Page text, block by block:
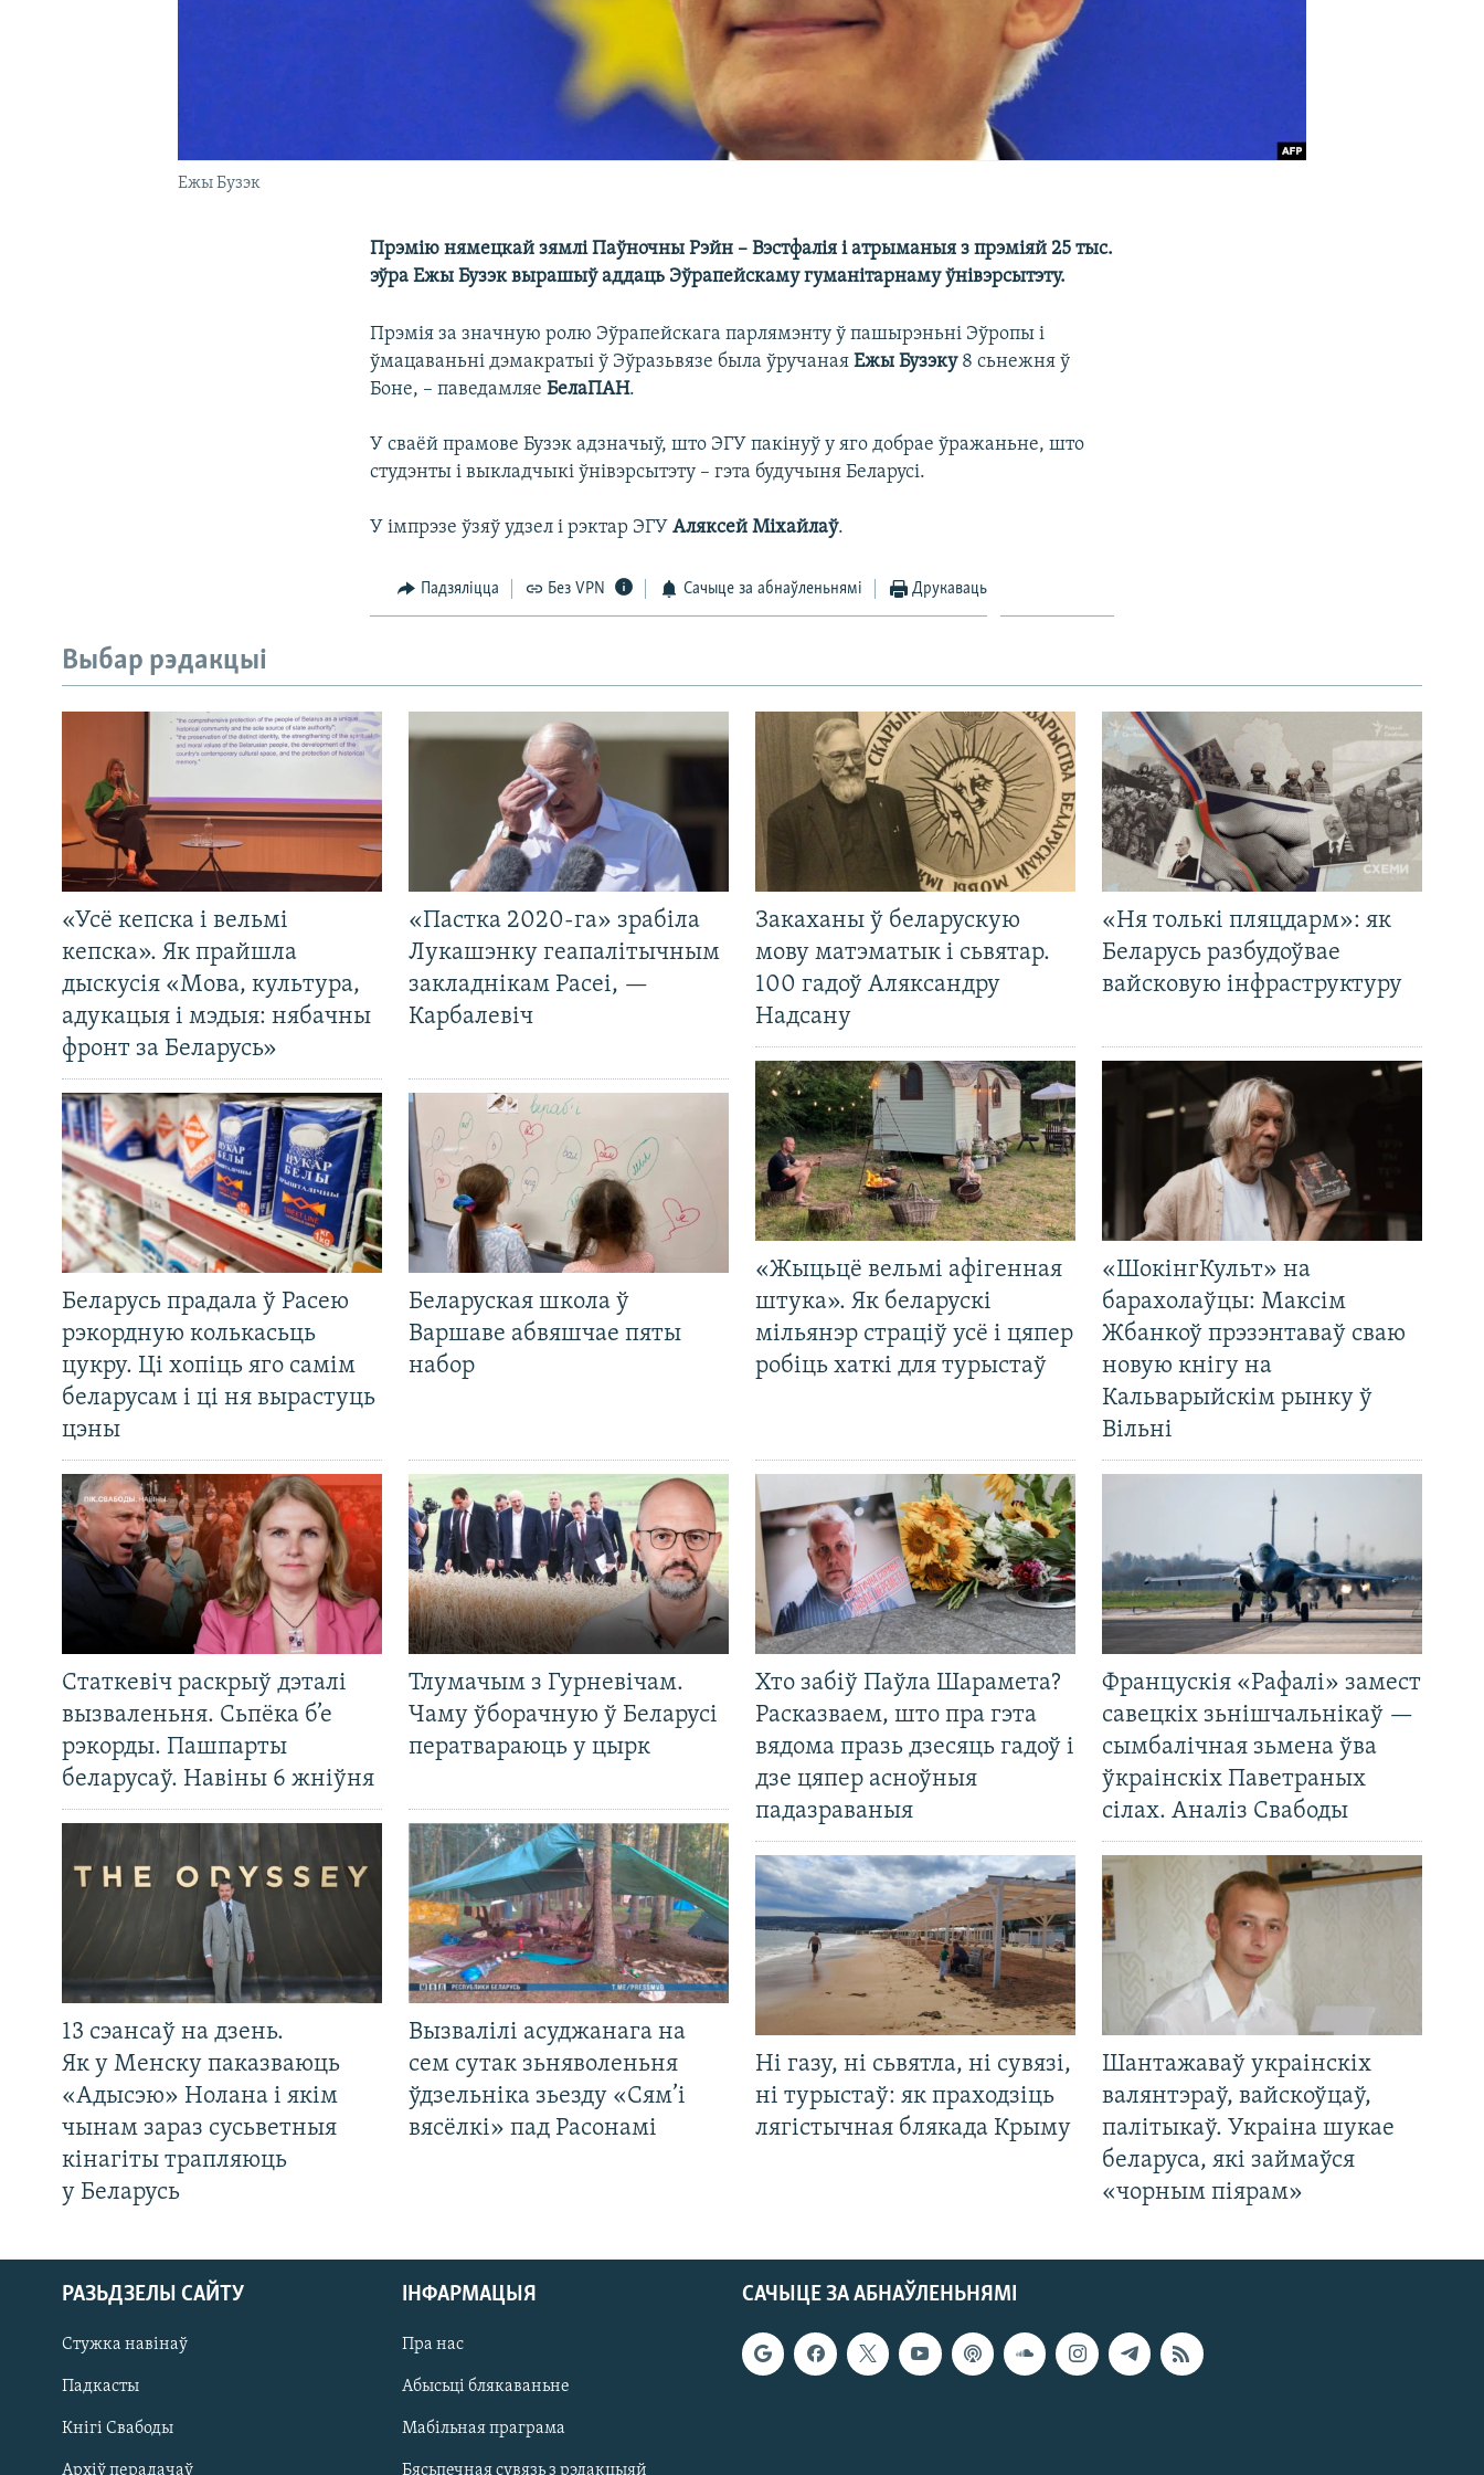
Ежы Бузэк
Прэмію нямецкай зямлі Паўночны Рэйн – Вэстфалія і атрыманыя з прэміяй 25 тыс.
эўра Ежы Бузэк вырашыў аддаць Эўрапейскаму гуманітарнаму ўнівэрсытэту.
Прэмія за значную ролю Эўрапейскага парлямэнту ў пашырэньні Эўропы і
ўмацаваньні дэмакратыі ў Эўразьвязе была ўручанаяЕжы Бузэку8 сьнежня ў
Боне, – паведамляеБелаПАН.
У сваёй прамове Бузэк адзначыў, што ЭГУ пакінуў у яго добрае ўражаньне, што
студэнты і выкладчыкі ўнівэрсытэту – гэта будучыня Беларусі.
У імпрэзе ўзяў удзел і рэктар ЭГУАляксей Міхайлаў.
Падзяліцца Без VPN Сачыце за абнаўленьнямі Друкаваць
Выбар рэдакцыі
«Усё кепска і вельмі
кепска». Як прайшла
дыскусія «Мова, культура,
адукацыя і мэдыя: нябачны
фронт за Беларусь»
«Пастка 2020-га» зрабіла
Лукашэнку геапалітычным
закладнікам Расеі, —
Карбалевіч
Беларусь прадала ў Расею
рэкордную колькасьць
цукру. Ці хопіць яго самім
беларусам і ці ня вырастуць
цэны
Беларуская школа ў
Варшаве абвяшчае пяты
набор
Статкевіч раскрыў дэталі
вызваленьня. Сьпёка б’е
рэкорды. Пашпарты
беларусаў. Навіны 6 жніўня
Тлумачым з Гурневічам.
Чаму ўборачную ў Беларусі
ператвараюць у цырк
13 сэансаў на дзень.
Як у Менску паказваюць
«Адысэю» Нолана і якім
чынам зараз сусьветныя
кінагіты трапляюць
у Беларусь
Вызвалілі асуджанага на
сем сутак зьняволеньня
ўдзельніка зьезду «Сям’і
вясёлкі» пад Расонамі
Закаханы ў беларускую
мову матэматык і сьвятар.
100 гадоў Аляксандру
Надсану
«Ня толькі пляцдарм»: як
Беларусь разбудоўвае
вайсковую інфраструктуру
«Жыцьцё вельмі афігенная
штука». Як беларускі
мільянэр страціў усё і цяпер
робіць хаткі для турыстаў
«ШокінгКульт» на
барахолаўцы: Максім
Жбанкоў прэзэнтаваў сваю
новую кнігу на
Кальварыйскім рынку ў
Вільні
Хто забіў Паўла Шарамета?
Расказваем, што пра гэта
вядома празь дзесяць гадоў і
дзе цяпер асноўныя
падазраваныя
Францускія «Рафалі» замест
савецкіх зьнішчальнікаў —
сымбалічная зьмена ўва
ўкраінскіх Паветраных
сілах. Аналіз Свабоды
Ні газу, ні сьвятла, ні сувязі,
ні турыстаў: як праходзіць
лягістычная блякада Крыму
Шантажаваў украінскіх
валянтэраў, вайскоўцаў,
палітыкаў. Украіна шукае
беларуса, які займаўся
«чорным піярам»
САЧЫЦЕ ЗА АБНАЎЛЕНЬНЯМІ
РАЗЬДЗЕЛЫ САЙТУ
Стужка навінаў
Падкасты
Кнігі Свабоды
Архіў перадачаў
ІНФАРМАЦЫЯ
Пра нас
Абысьці блякаваньне
Мабільная праграма
Бясьпечная сувязь з рэдакцыяй